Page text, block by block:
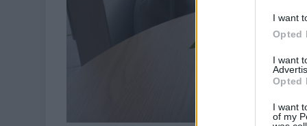
I want
Opted
I want
Opted
I want
of my